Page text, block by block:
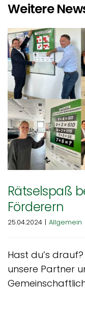
Weitere
Rätselspaß
Förderern
25.04.2024 | Allgemein
Hast du’s
unsere Partner